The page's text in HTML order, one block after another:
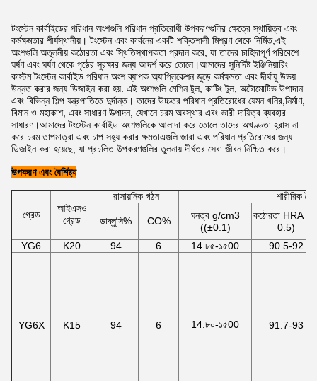
টংস্টেন কার্বাইডের পরিধান অংশগুলি পরিধান প্রতিরোধী উপকরণগুলির ক্ষেত্রে স্থায়িত্ব এবং
কর্মক্ষমতার শীর্ষস্থানীয়। টংস্টেন এবং কার্বনের একটি শক্তিশালী মিশ্রণ থেকে নির্মিত,এই
অংশগুলি অতুলনীয় কঠোরতা এবং স্থিতিস্থাপকতা প্রদান করে, যা তাদের চাহিদাপূর্ণ পরিবেশে
ঘর্ষণ এবং ঘর্ষণ থেকে পৃষ্ঠের সুরক্ষার জন্য আদর্শ করে তোলে।আমাদের সুনির্দিষ্ট ইঞ্জিনিয়ারিং
কাস্টম টংস্টেন কার্বাইড পরিধান অংশ ব্যাপক অ্যাপ্লিকেশন জুড়ে কর্মক্ষমতা এবং দীর্ঘায়ু উভয়
উন্নত করার জন্য ডিজাইন করা হয়. এই অংশগুলি মেশিন টুল, কাটিং টুল, অটোমোটিভ উপাদান
এবং বিভিন্ন শিল্প যন্ত্রপাতিতে দুর্দান্ত। তাদের উচ্চতর পরিধান প্রতিরোধের যেমন খনির,নির্মাণ,
বিমান ও মহাকাশ, এবং সাধারণ উত্পাদন, যেখানে চরম অবস্থার এবং ভারী দায়িত্ব ব্যবহার
সাধারণ।আমাদের টংস্টেন কার্বাইড অংশগুলিকে আলাদা করে তোলে তাদের অখণ্ডতা হ্রাস না
করে চরম তাপমাত্রা এবং চাপ সহ্য করার ক্ষমতাএগুলি জারা এবং পরিধান প্রতিরোধের জন্য
ডিজাইন করা হয়েছে, যা প্রচলিত উপকরণগুলির তুলনায় দীর্ঘতর সেবা জীবন নিশ্চিত করে।
উপকরণ এবং বৈশিষ্ট্য
গ্রেড
আইএসও
গ্রেড
রাসায়নিক গঠন শারীরিক
ডাব্লুসি% CO%
ঘনত্ব g/cm3
((±0.1)
কঠোরতা HRA
0.5)
YG6
K20 94 6 14.৮৫-১৫00 90.5-92
YG6X K15 94 6 14.৮০-১৫00 91.7-93